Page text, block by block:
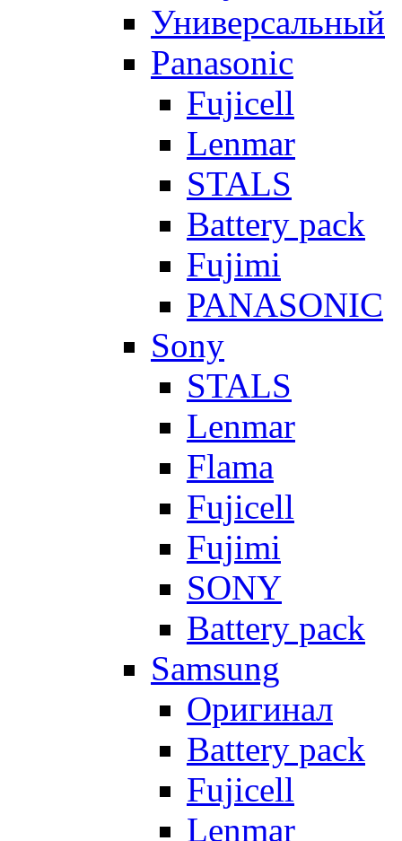
Универсальный
Panasonic
Fujicell
Lenmar
STALS
Battery pack
Fujimi
PANASONIC
Sony
STALS
Lenmar
Flama
Fujicell
Fujimi
SONY
Battery pack
Samsung
Оригинал
Battery pack
Fujicell
Lenmar